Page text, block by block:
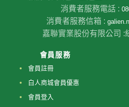
消費者服務電話 :
消費者服務信箱 :
嘉聯實業股份有限公司 :
會員服務
會員註冊
白人商城會員優惠
會員登入